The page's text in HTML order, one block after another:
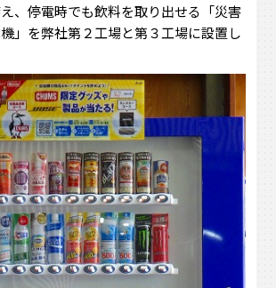
、停電時でも飲料を取り出せる「災害
」を弊社第２工場と第３工場に設置し